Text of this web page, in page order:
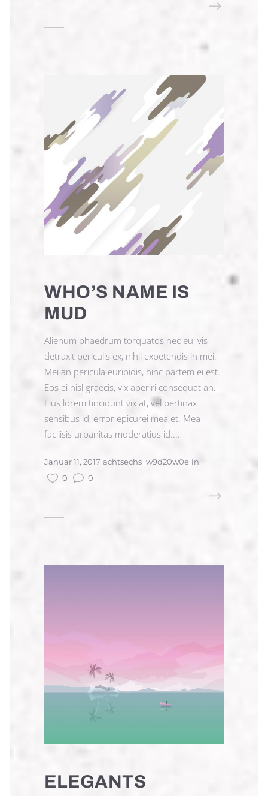
WHO’S NAME IS
MUD
Alienum phaedrum torquatos nec eu, vis
detraxit periculis ex, nihil expetendis in mei.
Mei an pericula euripidis, hinc partem ei est.
Eos ei nisl graecis, vix aperiri consequat an.
Eius lorem tincidunt vix at, vel pertinax
sensibus id, error epicurei mea et. Mea
facilisis urbanitas moderatius id....
Januar 11, 2017 achtsechs_w9d20w0e in
0
0
ELEGANTS